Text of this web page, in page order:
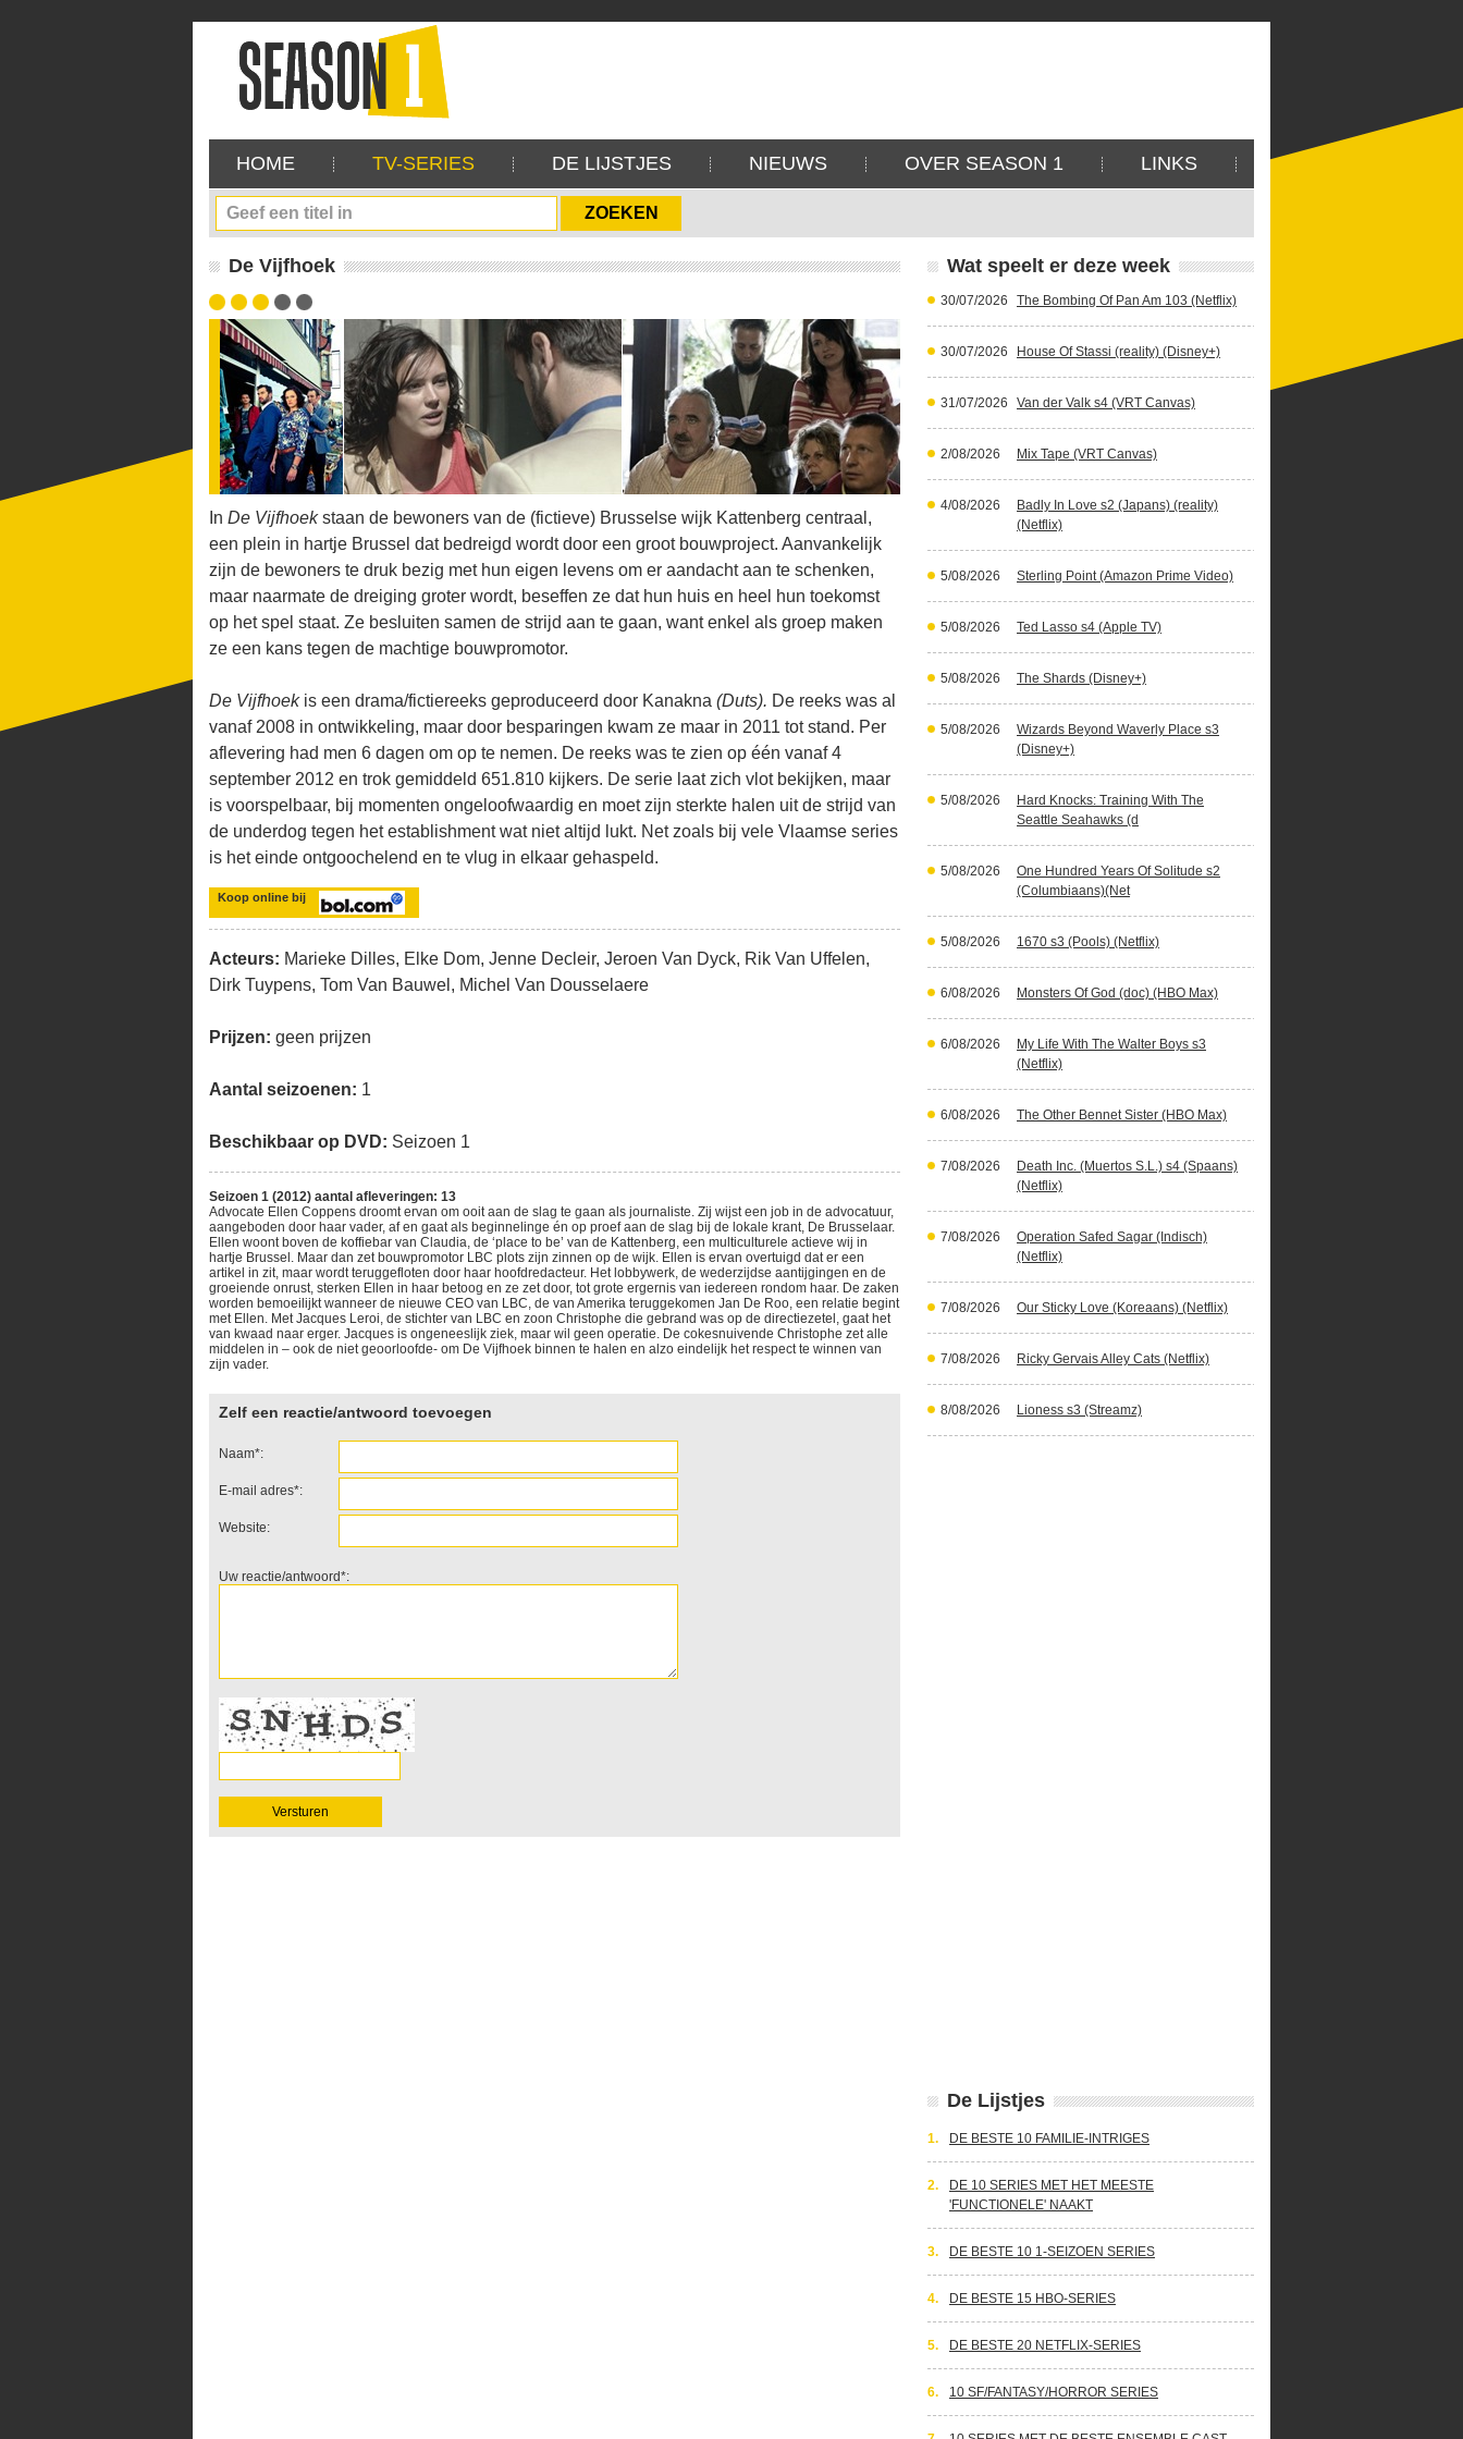
HOME TV-SERIES DE LIJSTJES NIEUWS OVER SEASON 1 LINKS
De Vijfhoek
In De Vijfhoekstaan de bewoners van de (fictieve) Brusselse wijk Kattenberg centraal,
een plein in hartje Brussel dat bedreigd wordt door een groot bouwproject. Aanvankelijk
zijn de bewoners te druk bezig met hun eigen levens om er aandacht aan te schenken,
maar naarmate de dreiging groter wordt, beseffen ze dat hun huis en heel hun toekomst
op het spel staat. Ze besluiten samen de strijd aan te gaan, want enkel als groep maken
ze een kans tegen de machtige bouwpromotor.
De Vijfhoekis een drama/fictiereeks geproduceerd door Kanakna (Duts). De reeks was al
vanaf 2008 in ontwikkeling, maar door besparingen kwam ze maar in 2011 tot stand. Per
aflevering had men 6 dagen om op te nemen. De reeks was te zien op één vanaf 4
september 2012 en trok gemiddeld 651.810 kijkers. De serie laat zich vlot bekijken, maar
is voorspelbaar, bij momenten ongeloofwaardig en moet zijn sterkte halen uit de strijd van
de underdog tegen het establishment wat niet altijd lukt. Net zoals bij vele Vlaamse series
is het einde ontgoochelend en te vlug in elkaar gehaspeld.
Koop online bij
Acteurs: Marieke Dilles, Elke Dom, Jenne Decleir, Jeroen Van Dyck, Rik Van Uffelen,
Dirk Tuypens, Tom Van Bauwel, Michel Van Dousselaere
Prijzen: geen prijzen
Aantal seizoenen: 1
Beschikbaar op DVD: Seizoen 1
Seizoen 1 (2012) aantal afleveringen: 13
Advocate Ellen Coppens droomt ervan om ooit aan de slag te gaan als journaliste. Zij wijst een job in de advocatuur,
aangeboden door haar vader, af en gaat als beginnelinge én op proef aan de slag bij de lokale krant, De Brusselaar.
Ellen woont boven de koffiebar van Claudia, de ‘place to be’ van de Kattenberg, een multiculturele actieve wij in
hartje Brussel. Maar dan zet bouwpromotor LBC plots zijn zinnen op de wijk. Ellen is ervan overtuigd dat er een
artikel in zit, maar wordt teruggefloten door haar hoofdredacteur. Het lobbywerk, de wederzijdse aantijgingen en de
groeiende onrust, sterken Ellen in haar betoog en ze zet door, tot grote ergernis van iedereen rondom haar. De zaken
worden bemoeilijkt wanneer de nieuwe CEO van LBC, de van Amerika teruggekomen Jan De Roo, een relatie begint
met Ellen. Met Jacques Leroi, de stichter van LBC en zoon Christophe die gebrand was op de directiezetel, gaat het
van kwaad naar erger. Jacques is ongeneeslijk ziek, maar wil geen operatie. De cokesnuivende Christophe zet alle
middelen in – ook de niet geoorloofde- om De Vijfhoek binnen te halen en alzo eindelijk het respect te winnen van
zijn vader.
Zelf een reactie/antwoord toevoegen
Naam*:
E-mail adres*:
Website:
Uw reactie/antwoord*:
Wat speelt er deze week
30/07/2026 The Bombing Of Pan Am 103 (Netflix)
30/07/2026 House Of Stassi (reality) (Disney+)
31/07/2026 Van der Valk s4 (VRT Canvas)
2/08/2026 Mix Tape (VRT Canvas)
4/08/2026
Badly In Love s2 (Japans) (reality)
(Netflix)
5/08/2026 Sterling Point (Amazon Prime Video)
5/08/2026 Ted Lasso s4 (Apple TV)
5/08/2026 The Shards (Disney+)
5/08/2026
Wizards Beyond Waverly Place s3
(Disney+)
5/08/2026
Hard Knocks: Training With The
Seattle Seahawks (d
5/08/2026
One Hundred Years Of Solitude s2
(Columbiaans)(Net
5/08/2026 1670 s3 (Pools) (Netflix)
6/08/2026 Monsters Of God (doc) (HBO Max)
6/08/2026
My Life With The Walter Boys s3
(Netflix)
6/08/2026 The Other Bennet Sister (HBO Max)
7/08/2026
Death Inc. (Muertos S.L.) s4 (Spaans)
(Netflix)
7/08/2026
Operation Safed Sagar (Indisch)
(Netflix)
7/08/2026 Our Sticky Love (Koreaans) (Netflix)
7/08/2026 Ricky Gervais Alley Cats (Netflix)
8/08/2026 Lioness s3 (Streamz)
De Lijstjes
1. DE BESTE 10 FAMILIE-INTRIGES
2.
DE 10 SERIES MET HET MEESTE
'FUNCTIONELE' NAAKT
3. DE BESTE 10 1-SEIZOEN SERIES
4. DE BESTE 15 HBO-SERIES
5. DE BESTE 20 NETFLIX-SERIES
6. 10 SF/FANTASY/HORROR SERIES